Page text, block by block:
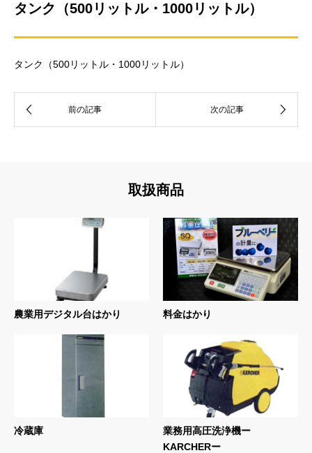
タンク（500リットル・1000リットル）
タンク（500リットル・1000リットル）
取扱商品
農業用デジタル台はかり 料金はかり
冷蔵庫
業務用高圧洗浄機ー
KARCHERー